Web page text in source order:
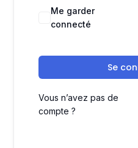
Me garder
connecté
Se
Vous n’avez pas de
compte ?